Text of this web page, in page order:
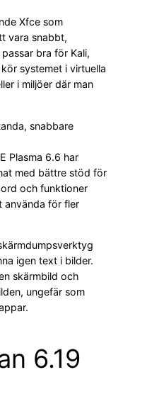
Xfce som
vara snabbt,
bra för Kali,
systemet i virtuella
i miljöer där man
snabbare
Plasma 6.6 har
med bättre stöd för
och funktioner
använda för fler
igen text i bilder.
skärmbild och
ungefär som
6.19